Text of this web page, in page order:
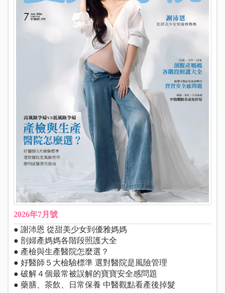
2026年7月號
● 謝沛恩 從甜美少女到優雅媽媽
● 剖婦產媽媽各階段照護大全
● 產檢與生產醫院怎麼選？
● 好醫師５大檢驗標準 選對醫院是風險管理
● 破解４個最常被誤解的寶寶安全感問題
● 藥膳、茶飲、日常保養 中醫觀點看產後掉髮